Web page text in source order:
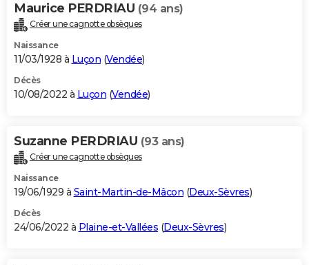
Maurice PERDRIAU (94 ans)
Créer une cagnotte obsèques
Naissance
11/03/1928 à Luçon (Vendée)
Décès
10/08/2022 à Luçon (Vendée)
Suzanne PERDRIAU (93 ans)
Créer une cagnotte obsèques
Naissance
19/06/1929 à Saint-Martin-de-Mâcon (Deux-Sèvres)
Décès
24/06/2022 à Plaine-et-Vallées (Deux-Sèvres)